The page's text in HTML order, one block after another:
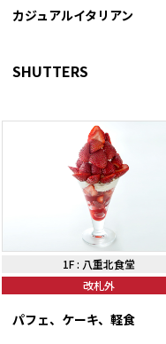
カジュアルイタリアン
SHUTTERS
1F: 八重北食堂
改札外
パフェ、ケーキ、軽食